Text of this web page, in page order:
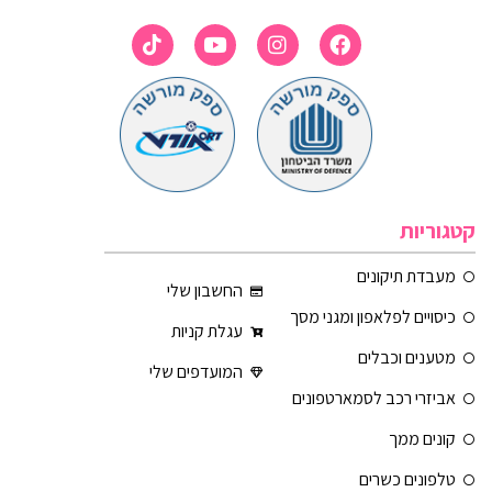
קטגוריות
מעבדת תיקונים
כיסויים לפלאפון ומגני מסך
מטענים וכבלים
אביזרי רכב לסמארטפונים
קונים ממך
טלפונים כשרים
החשבון שלי
עגלת קניות
המועדפים שלי